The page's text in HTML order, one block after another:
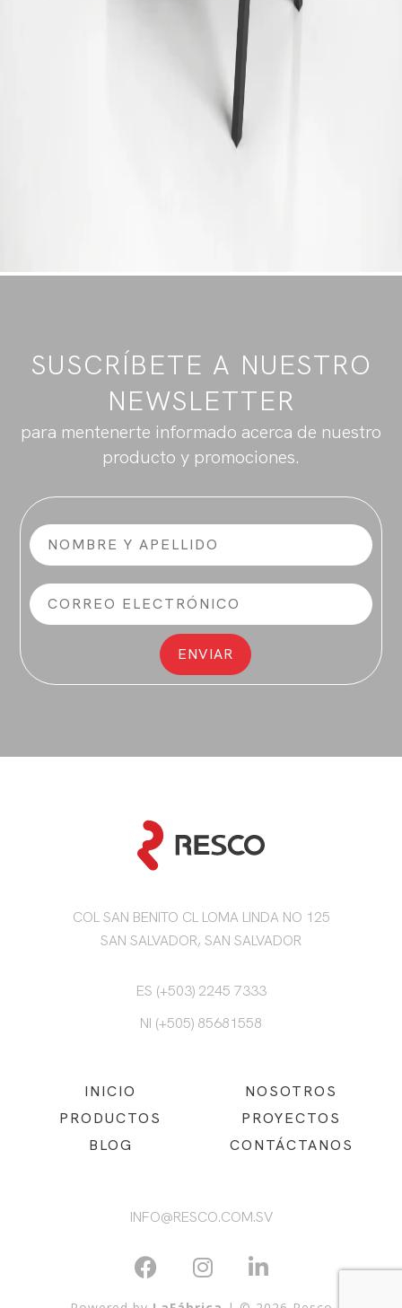
SUSCRÍBETE A NUESTRO
NEWSLETTER
para mentenerte informado acerca de nuestro
producto y promociones.
COL SAN BENITO CL LOMA LINDA NO 125
SAN SALVADOR, SAN SALVADOR
ES (+503) 2245 7333
NI (+505) 85681558
INICIO
NOSOTROS
PRODUCTOS
PROYECTOS
BLOG
CONTÁCTANOS
INFO@RESCO.COM.SV